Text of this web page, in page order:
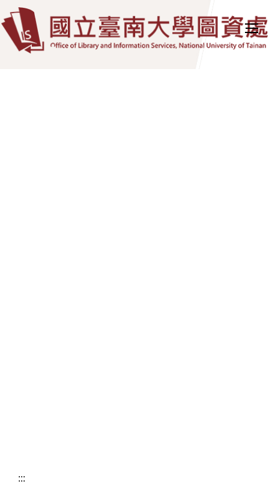
跳
到
主
:::